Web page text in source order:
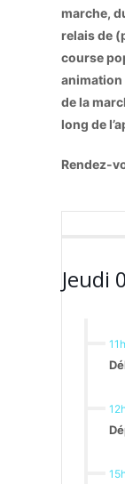
marche,
relais de
course
animation
de la
long de
Rendez-
Jeudi